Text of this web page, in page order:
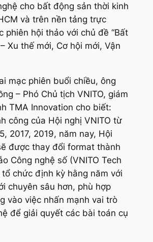
cho bất động sản thời kinh
và trên nền tảng trực
phiên hội thảo với chủ đề “Bất
Xu thế mới, Cơ hội mới, Vận
mạc phiên buổi chiều, ông
– Phó Chủ tịch VNITO, giám
TMA Innovation cho biết:
công của Hội nghị VNITO từ
2017, 2019, năm nay, Hội
được thay đổi format thành
Công nghệ số (VNITO Tech
chức định kỳ hằng năm với
chuyên sâu hơn, phù hợp
vào việc nhấn mạnh vai trò
để giải quyết các bài toán cụ